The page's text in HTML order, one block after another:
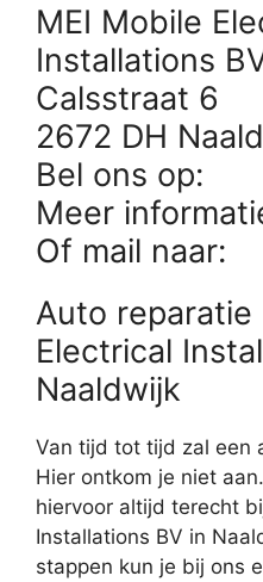
MEI Mobile
Installations
Calsstraat 6
2672 DH
Bel ons op:
Meer
Of mail naar:
Auto reparatie
Electrical
Naaldwijk
Van tijd tot tijd zal een
Hier ontkom je niet
hiervoor altijd terecht
Installations BV in
stappen kun je bij ons